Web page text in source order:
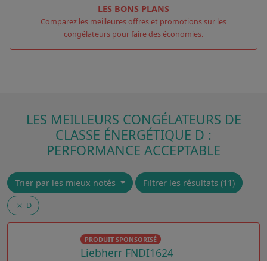
LES BONS PLANS
Comparez les meilleures offres et promotions sur les
congélateurs pour faire des économies.
LES MEILLEURS CONGÉLATEURS DE
CLASSE ÉNERGÉTIQUE D :
PERFORMANCE ACCEPTABLE
Trier par les mieux notés Filtrer les résultats (11)
D
PRODUIT SPONSORISÉ
Liebherr FNDI1624